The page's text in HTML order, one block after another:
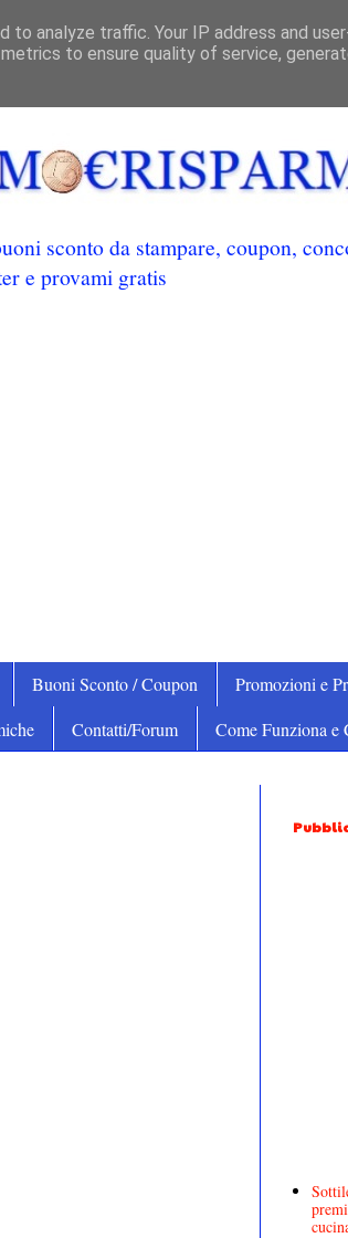
sconto da stampare, coupon,
e provami gratis
Buoni Sconto / Coupon Promozioni e
Contatti/Forum Come Funziona e
analyze traffic. Your IP address and
to ensure quality of service,